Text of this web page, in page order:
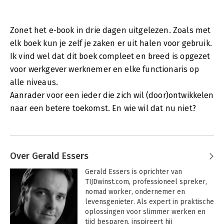
organiseren. Sociale innovatie dus.' - Ton de Korte, directeur
Nederlands Centrum voor Sociale Innovatie (NCSI)
'Goed en vooral zeer praktisch boek voor iedereen die
flexibeler wil werken, vol met handige tips en checklists.' - Bas
van de Haterd, auteur Werken Nieuwe Stijl
'Gerald laat zien hoe je de mogelijkheden van de virtuele
werkomgeeving verbindt met een effectieve persoonlijke
werkstijl. Dit boek is een zeer toegankelijke introductie voor
NeXtrategy
'Slim werken en slim reizen is in opkomst. De winst in tijd, geld
en leefstijl is evident. Dit boek vol praktische tips getuigt
daarvan.' - Lodewijk de Waal, voorzitter Taskforce
Mobiliteitsmanagement
'Als alle kenniswerkers in Nederland dit boek zouden lezen en
Zonet het e-book in drie dagen uitgelezen. Zoals met
elk boek kun je zelf je zaken er uit halen voor gebruik.
Ik vind wel dat dit boek compleet en breed is opgezet
voor werkgever werknemer en elke functionaris op
alle niveaus.
Aanrader voor een ieder die zich wil (door)ontwikkelen
naar een betere toekomst. En wie wil dat nu niet?
Over Gerald Essers
Gerald Essers is oprichter van
TIJDwinst.com, professioneel spreker,
nomad worker, ondernemer en
levensgenieter. Als expert in praktische
oplossingen voor slimmer werken en
tijd besparen, inspireert hij